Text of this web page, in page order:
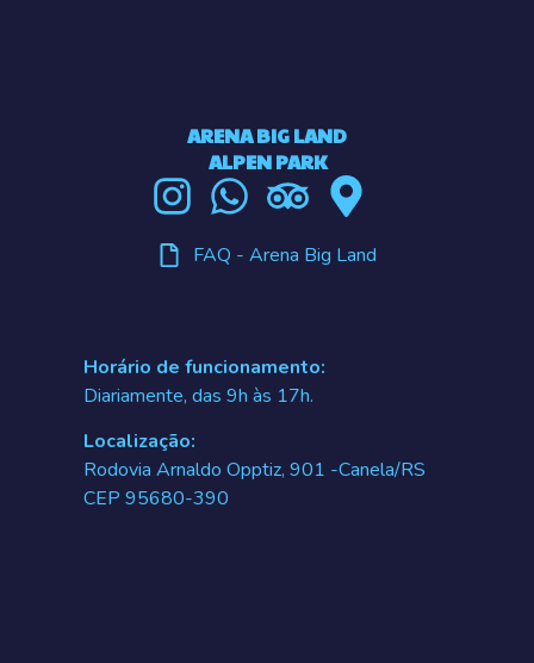
ARENA BIG LAND
ALPEN PARK
FAQ - Arena Big Land
Horário de funcionamento:
Diariamente, das 9h às 17h.
Localização:
Rodovia Arnaldo Opptiz, 901 -Canela/RS
CEP 95680-390